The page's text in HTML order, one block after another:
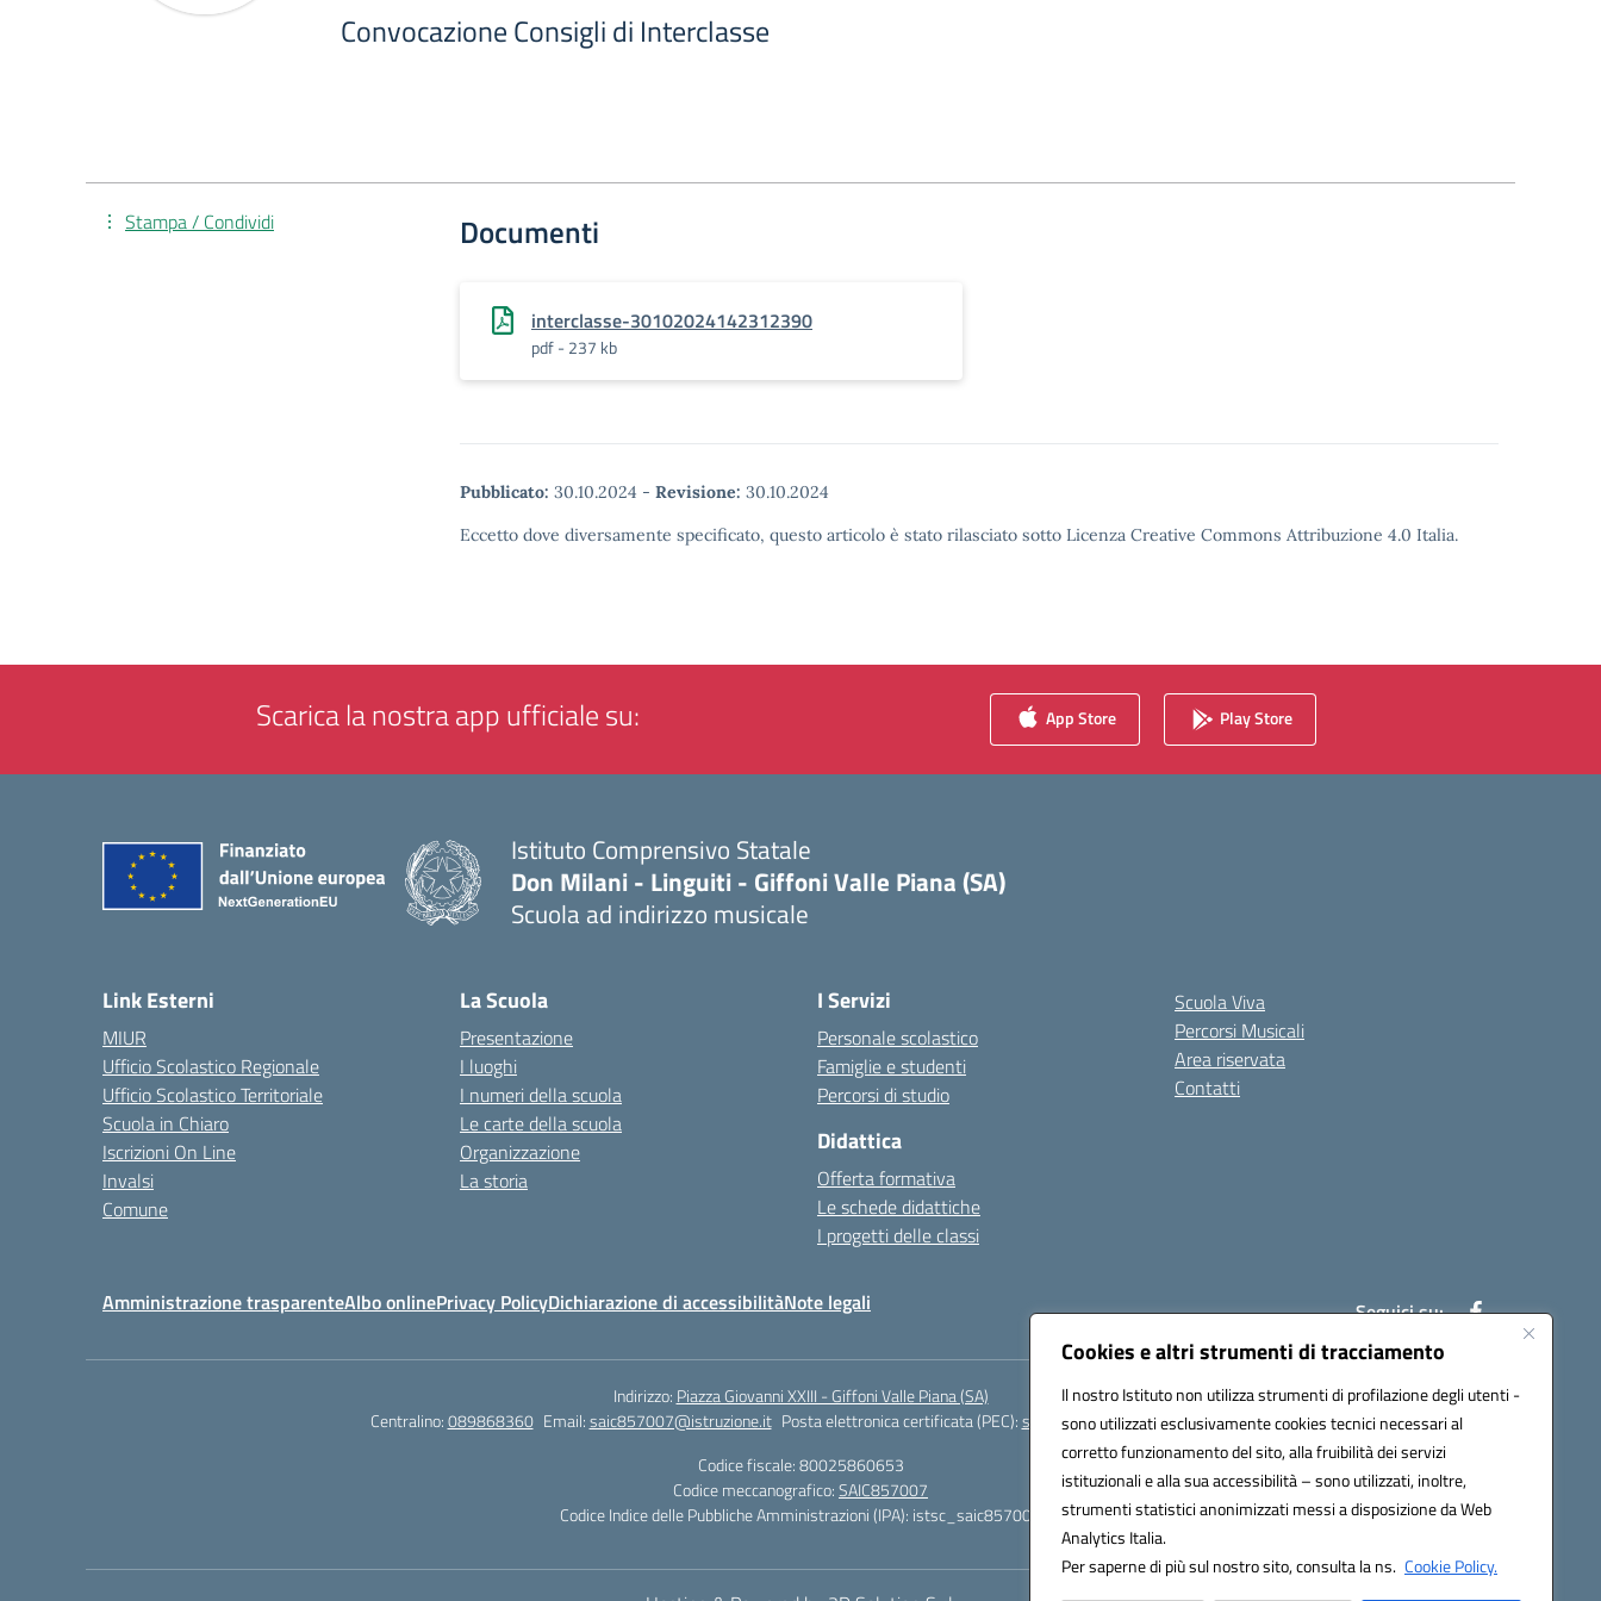
Cookies e altri strumenti di tracciamento
Il nostro Istituto non utilizza strumenti di profilazione degli utenti -
sono utilizzati esclusivamente cookies tecnici necessari al
corretto funzionamento del sito, alla fruibilità dei servizi
istituzionali e alla sua accessibilità – sono utilizzati, inoltre,
strumenti statistici anonimizzati messi a disposizione da Web
Analytics Italia.
Per saperne di più sul nostro sito, consulta la ns. Cookie Policy.
Convocazione Consigli di Interclasse
Documenti
interclasse-30102024142312390
pdf - 237 kb
Pubblicato: 30.10.2024 - Revisione: 30.10.2024
Eccetto dove diversamente specificato, questo articolo è stato rilasciato sotto Licenza Creative Commons Attribuzione 4.0 Italia.
Stampa / Condividi
Scarica la nostra app ufficiale su: App Store Play Store
Istituto Comprensivo Statale
Don Milani - Linguiti - Giffoni Valle Piana (SA)
Scuola ad indirizzo musicale
Link Esterni
MIUR
Ufficio Scolastico Regionale
Ufficio Scolastico Territoriale
Scuola in Chiaro
Iscrizioni On Line
Invalsi
Comune
La Scuola
Presentazione
I luoghi
I numeri della scuola
Le carte della scuola
Organizzazione
La storia
I Servizi
Personale scolastico
Famiglie e studenti
Percorsi di studio
Didattica
Offerta formativa
Le schede didattiche
I progetti delle classi
Scuola Viva
Percorsi Musicali
Area riservata
Contatti
Amministrazione trasparenteAlbo onlinePrivacy PolicyDichiarazione di accessibilitàNote legali Seguici su:
Indirizzo: Piazza Giovanni XXIII - Giffoni Valle Piana (SA)
Centralino:089868360 Email:saic857007@istruzione.it Posta elettronica certificata (PEC):saic857007@pec.istruzione.it
Codice fiscale: 80025860653
Codice meccanografico:SAIC857007
Codice Indice delle Pubbliche Amministrazioni (IPA): istsc_saic857007